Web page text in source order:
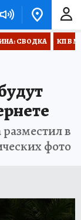
СВОДКА КП В
в
фото